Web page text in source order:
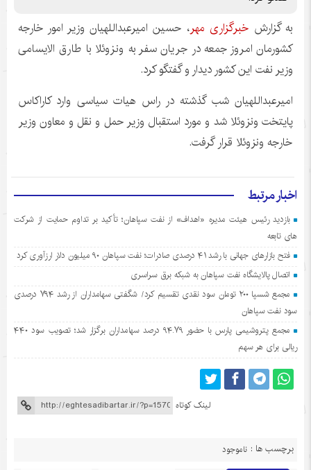
به گزارش خبرگزاری مهر، حسین امیرعبداللهیان وزیر امور خارجه
کشورمان امروز جمعه در جریان سفر به ونزوئلا با طارقالایسامی
وزیر نفت این کشور دیدار و گفتگو کرد.
امیرعبداللهیان شب گذشته در راس هیات سیاسی وارد کاراکاس
پایتخت ونزوئلا شد و مورد استقبال وزیر حمل و نقل و معاون وزیر
خارجه ونزوئلا قرار گرفت.
اخبار مرتبط
بازدید رئیس هیئت مدیره «اهداف» از نفت سپاهان؛ تأکید بر تداوم حمایت از شرکت
های تابعه
فتح بازارهای جهانی با رشد ۴۱ درصدی صادرات؛ نفت سپاهان ۹۰ میلیون دلار ارزآوری کرد
اتصال پالایشگاه نفت سپاهان به شبکه برق سراسری
مجمع شسپا ۲۰۰ تومان سود نقدی تقسیم کرد/ شگفتی سهامداران از رشد ۷۹۴ درصدی
سود نفت سپاهان
مجمع پتروشیمی پارس با حضور ۹۴.۷۹ درصد سهامداران برگزار شد؛ تصویب سود ۴۴۰
ریالی برای هر سهم
لینک کوتاه
برچسب ها : ناموجود